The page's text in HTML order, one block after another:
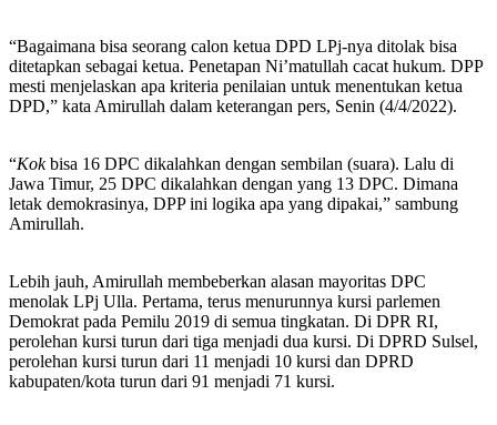
“Bagaimana bisa seorang calon ketua DPD LPj-nya ditolak bisa
ditetapkan sebagai ketua. Penetapan Ni’matullah cacat hukum. DPP
mesti menjelaskan apa kriteria penilaian untuk menentukan ketua
DPD,” kata Amirullah dalam keterangan pers, Senin (4/4/2022).
“Kokbisa 16 DPC dikalahkan dengan sembilan (suara). Lalu di
Jawa Timur, 25 DPC dikalahkan dengan yang 13 DPC. Dimana
letak demokrasinya, DPP ini logika apa yang dipakai,” sambung
Amirullah.
Lebih jauh, Amirullah membeberkan alasan mayoritas DPC
menolak LPj Ulla. Pertama, terus menurunnya kursi parlemen
Demokrat pada Pemilu 2019 di semua tingkatan. Di DPR RI,
perolehan kursi turun dari tiga menjadi dua kursi. Di DPRD Sulsel,
perolehan kursi turun dari 11 menjadi 10 kursi dan DPRD
kabupaten/kota turun dari 91 menjadi 71 kursi.